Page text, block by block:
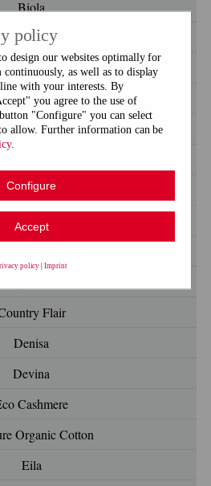
Biola
Briana
& Wool
Cloud
Chenille
Coleen Linen
Cornwall Linen
Flair
Denisa
Devina
Cashmere
Organic Cotton
Eila
policy
design our websites optimally for
as well as to display
with your interests. By
you agree to the use of
"Configure" you can select
allow. Further information can be
.
Configure
Accept
policy|Imprint